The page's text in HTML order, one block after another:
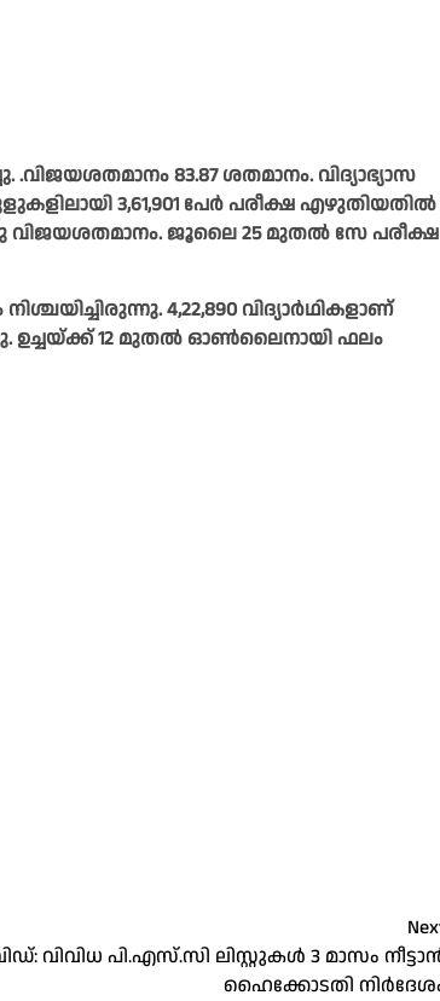
83.87 ശതമാനം. വിദ്യാഭ്യാസ
3,61,901 പേര്‍ പരീക്ഷ എഴുതിയതില്‍
വിജയശതമാനം. ജൂലൈ 25 മുതല്‍ സേ പരീക്ഷ
4,22,890 വിദ്യാര്‍ഥികളാണ്
ഉച്ചയ്ക്ക് 12 മുതൽ ഓൺലൈനായി ഫലം
വിവിധ പി.എസ്‌.സി ലിസ്റ്റുകൾ 3 മാസം
ഹൈക്കോടതി